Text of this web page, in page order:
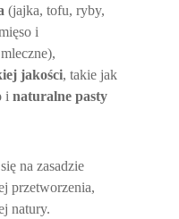
(jajka, tofu, ryby,
i
jakości, takie jak
inaturalne pasty
na zasadzie
przetworzenia,
natury.